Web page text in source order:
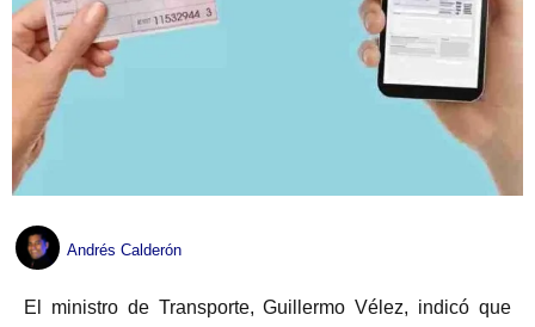
Andrés Calderón
El ministro de Transporte, Guillermo Vélez, indicó que